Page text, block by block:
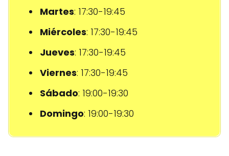
Martes: 17:30-19:45
Miércoles: 17:30-19:45
Jueves: 17:30-19:45
Viernes: 17:30-19:45
Sábado: 19:00-19:30
Domingo: 19:00-19:30